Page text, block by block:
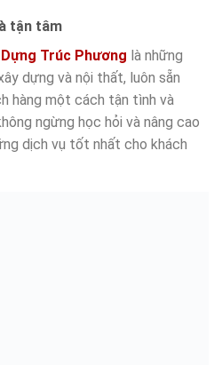
tận tâm
Trúc Phương là những
dựng và nội thất, luôn sẵn
hàng một cách tận tình và
ngừng học hỏi và nâng cao
dịch vụ tốt nhất cho khách